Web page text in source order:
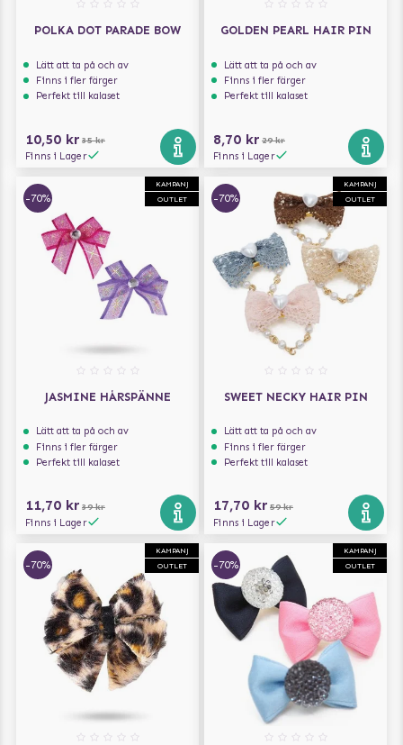
POLKA DOT PARADE BOW
Lätt att ta på och av
Finns i fler färger
Perfekt till kalaset
10,50 kr 35 kr
Finns i Lager
GOLDEN PEARL HAIR PIN
Lätt att ta på och av
Finns i fler färger
Perfekt till kalaset
8,70 kr 29 kr
Finns i Lager
KAMPANJ
OUTLET
-70%
JASMINE HÅRSPÄNNE
Lätt att ta på och av
Finns i fler färger
Perfekt till kalaset
11,70 kr 39 kr
Finns i Lager
KAMPANJ
OUTLET
-70%
SWEET NECKY HAIR PIN
Lätt att ta på och av
Finns i fler färger
Perfekt till kalaset
17,70 kr 59 kr
Finns i Lager
KAMPANJ
OUTLET
-70%
KAMPANJ
OUTLET
-70%